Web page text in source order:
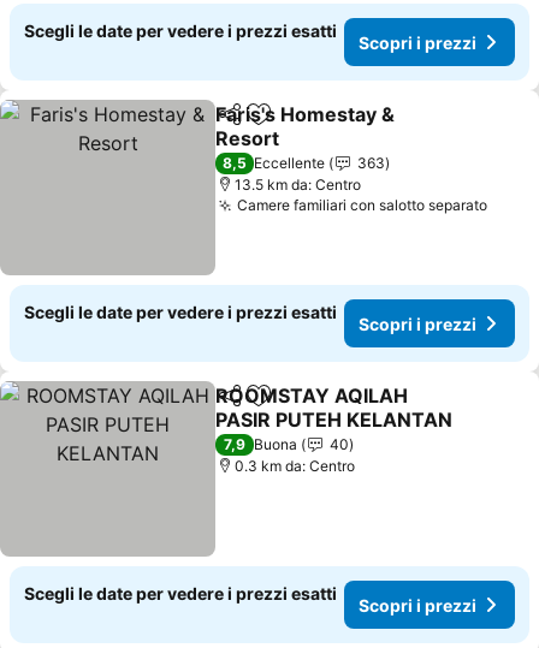
Scegli le date per vedere i prezzi esatti
Scopri i prezzi
CondividiAggiungi ai preferiti
Faris's Homestay &
Resort
Scopri i prezzi
8,5 Eccellente
363
13.5 km da: Centro
Camere familiari con salotto separato
Scegli le date per vedere i prezzi esatti
Scopri i prezzi
CondividiAggiungi ai preferiti
ROOMSTAY AQILAH
PASIR PUTEH KELANTAN
Scopri i prezzi
7,9 Buona
40
0.3 km da: Centro
Scegli le date per vedere i prezzi esatti
Scopri i prezzi